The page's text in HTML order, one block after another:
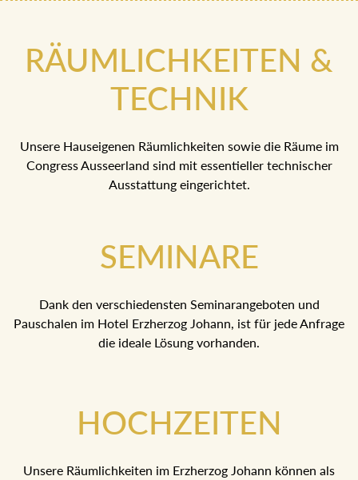
RÄUMLICHKEITEN &
TECHNIK
Unsere Hauseigenen Räumlichkeiten sowie die Räume im
Congress Ausseerland sind mit essentieller technischer
Ausstattung eingerichtet.
SEMINARE
Dank den verschiedensten Seminarangeboten und
Pauschalen im Hotel Erzherzog Johann, ist für jede Anfrage
die ideale Lösung vorhanden.
HOCHZEITEN
Unsere Räumlichkeiten im Erzherzog Johann können als